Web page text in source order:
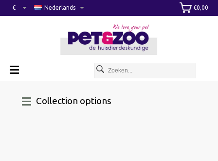
€0,00
Nederlands
€
Collection options